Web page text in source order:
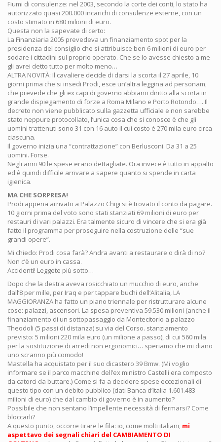
Fiumi di consulenze: nel 2003, secondo la corte dei conti, lo stato ha
autorizzato quasi 200.000 incarichi di consulenze esterne, con un
costo stimato in 680 milioni di euro.
Questa non la sapevate di certo:
La Finanziaria 2005 prevedeva un finanziamento spot per la
presidenza del consiglio che si attribuisce ben 6 milioni di euro per
sodare i cittadini sul proprio operato. Che se lo avesse chiesto a me
gli avrei detto tutto per molto meno…
ALTRA NOVITÀ: Il cavaliere decide di darsi la scorta il 27 aprile, 10
giorni prima che si insedi Prodi, esce un’altra leggina ad personam,
che prevede che gli ex capi di governo abbiano diritto alla scorta in
grande dispiegamento di forze a Roma Milano e Porto Rotondo…. Il
decreto non viene pubblicato sulla gazzetta ufficiale e non sarebbe
stato neppure protocollato, l’unica cosa che si conosce è che gli
uomini trattenuti sono 31 con 16 auto il cui costo è 270 mila euro circa
ciascuna.
Il governo inizia una “contrattazione” con Berlusconi. Da 31 a 25
uomini. Forse.
Negli anni 90 le spese erano dettagliate. Ora invece è tutto in appalto
ed è quindi difficile arrivare a sapere quanto si spende in carta
igienica.
MA CHE SORPRESA!
Prodi appena arrivato a Palazzo Chigi si è trovato il conto da pagare.
10 giorni prima del voto sono stati stanziati 69 milioni di euro per
restauri di vari palazzi. Era talmente sicuro di vincere che si era già
fatto il programma per proseguire nella costruzione delle “sue
grandi opere”.
Mi chiedo: Prodi cosa farà? Andra avanti a restaurare o dirà di no?
Non c’è un euro in cassa.
Accidenti! Leggete più sotto…
Dopo che la destra aveva rosicchiato un mucchio di euro, anche
dall’8 per mille, per Iraq e per tappare buchi dell’Alitalia, LA
MAGGIORANZA ha fatto un piano triennale per ristrutturare alcune
cose: palazzi, ascensori. La spesa preventiva 59.530 milioni (anche il
finanziamento di un sottopassaggio da Montecitorio a palazzo
Theodoli (5 passi di distanza) su via del Corso. stanziamento
previsto: 5 milioni 220 mila euro (un milione a passo), di cui 560 mila
per la sostituzione di arredi non ergonomici… speriamo che mi diano
uno scranno più comodo!
Mastella ha acquistato per il suo dicastero 39 Bmw. (Mi voglio
informare se il parco macchine dell’ex ministro Castelli era composto
da catorci da buttare.) Come si fa a decidere spese eccezionali di
questo tipo con un debito pubblico (dati Banca d’Italia 1.601.483
milioni di euro) che dal cambio di governo è in aumento?
Possibile che non sentano l’impellente necessità di fermarsi? Come
bloccarli?
A questo punto, occorre tirare le fila: io, come molti italiani, mi
aspettavo dei segnali chiari del CAMBIAMENTO DI